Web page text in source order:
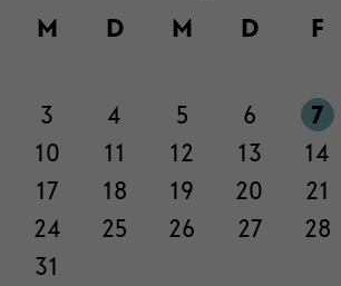
M D M D F
3
4 5 6 7
10
11 12 13 14
17
18 19 20 21
24
25 26 27 28
31